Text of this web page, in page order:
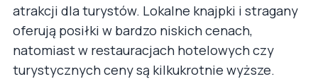
atrakcji dla turystów. Lokalne knajpki i stragany
oferują posiłki w bardzo niskich cenach,
natomiast w restauracjach hotelowych czy
turystycznych ceny są kilkukrotnie wyższe.